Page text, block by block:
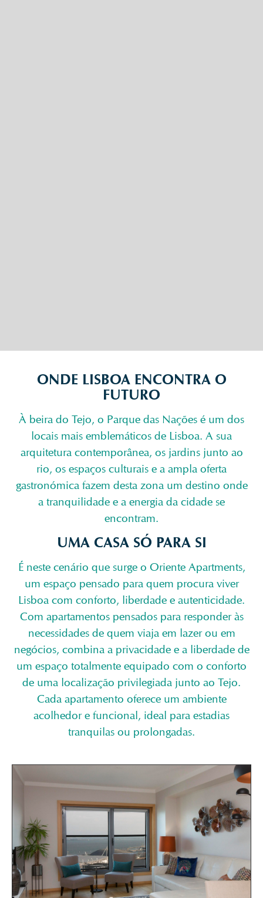
ONDE LISBOA ENCONTRA O
FUTURO
À beira do Tejo, o Parque das Nações é um dos
locais mais emblemáticos de Lisboa. A sua
arquitetura contemporânea, os jardins junto ao
rio, os espaços culturais e a ampla oferta
gastronómica fazem desta zona um destino onde
a tranquilidade e a energia da cidade se
encontram.
UMA CASA SÓ PARA SI
É neste cenário que surge o Oriente Apartments,
um espaço pensado para quem procura viver
Lisboa com conforto, liberdade e autenticidade.
Com apartamentos pensados para responder às
necessidades de quem viaja em lazer ou em
negócios, combina a privacidade e a liberdade de
um espaço totalmente equipado com o conforto
de uma localização privilegiada junto ao Tejo.
Cada apartamento oferece um ambiente
acolhedor e funcional, ideal para estadias
tranquilas ou prolongadas.